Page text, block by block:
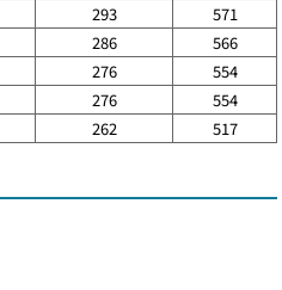
293
571
286
566
276
554
276
554
262 517